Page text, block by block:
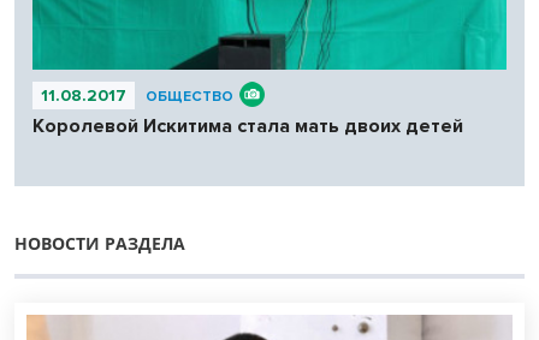
11.08.2017 ОБЩЕСТВО
Королевой Искитима стала мать двоих детей
НОВОСТИ РАЗДЕЛА